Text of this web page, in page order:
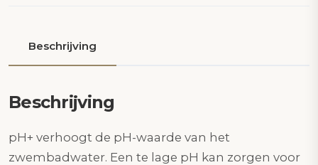
Beschrijving
Beschrijving
pH+ verhoogt de pH-waarde van het
zwembadwater. Een te lage pH kan zorgen voor